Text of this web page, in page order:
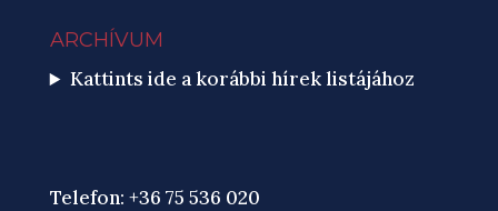
ARCHÍVUM
Kattints ide a korábbi hírek listájához
Telefon: +36 75 536 020